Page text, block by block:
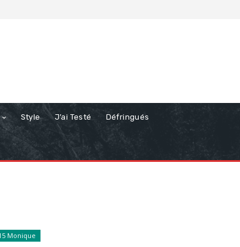
Style J’ai Testé Défringués
Monique